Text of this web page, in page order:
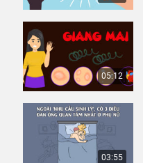
05:12
03:55